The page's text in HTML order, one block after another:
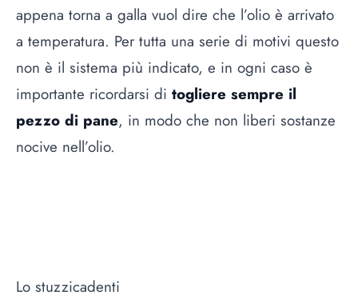
appena torna a galla vuol dire che l’olio è arrivato
a temperatura. Per tutta una serie di motivi questo
non è il sistema più indicato, e in ogni caso è
importante ricordarsi di togliere sempre il
pezzo di pane, in modo che non liberi sostanze
nocive nell’olio.
Lo stuzzicadenti